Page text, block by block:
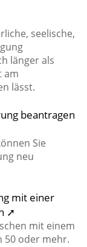
seelische,
länger als
am
lässt.
beantragen
Sie
neu
mit einer
➚
mit einem
50 oder mehr.